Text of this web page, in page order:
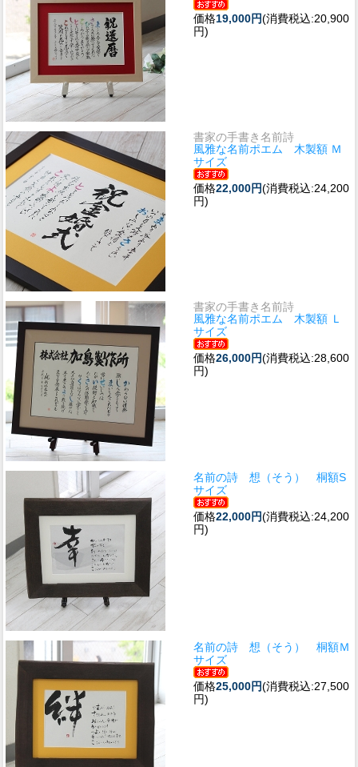
価格19,000円(消費税込:20,900
円)
書家の手書き名前詩
風雅な名前ポエム 木製額 Ｍ
サイズ
価格22,000円(消費税込:24,200
円)
書家の手書き名前詩
風雅な名前ポエム 木製額 Ｌ
サイズ
価格26,000円(消費税込:28,600
円)
名前の詩 想（そう） 桐額S
サイズ
価格22,000円(消費税込:24,200
円)
名前の詩 想（そう） 桐額Ｍ
サイズ
価格25,000円(消費税込:27,500
円)